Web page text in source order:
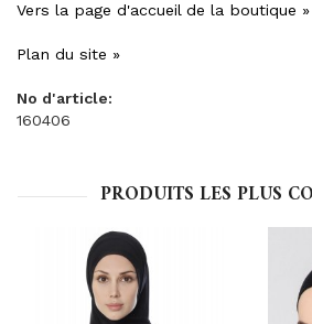
Vers la page d'accueil de la boutique »
Plan du site »
No d'article:
160406
PRODUITS LES PLUS